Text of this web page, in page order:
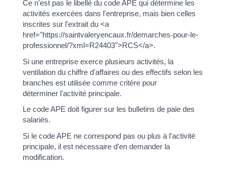
Ce n'est pas le libellé du code APE qui détermine les
activités exercées dans l'entreprise, mais bien celles
inscrites sur l'extrait du <a
href="https://saintvaleryencaux.fr/demarches-pour-le-
professionnel/?xml=R24403">RCS</a>.
Si une entreprise exerce plusieurs activités, la
ventilation du chiffre d'affaires ou des effectifs selon les
branches est utilisée comme critère pour
déterminer l'activité principale.
Le code APE doit figurer sur les bulletins de paie des
salariés.
Si le code APE ne correspond pas ou plus à l'activité
principale, il est nécessaire d'en demander la
modification.